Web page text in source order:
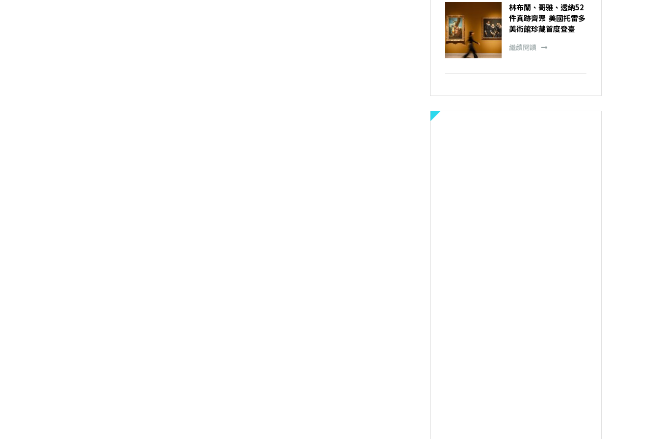
林布蘭、哥雅、透納52
件真跡齊聚 美國托雷多
美術館珍藏首度登臺
繼續閱讀